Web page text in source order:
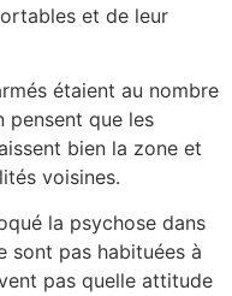
et de leur
étaient au nombre
pensent que les
bien la zone et
voisines.
la psychose dans
sont pas habituées à
pas quelle attitude